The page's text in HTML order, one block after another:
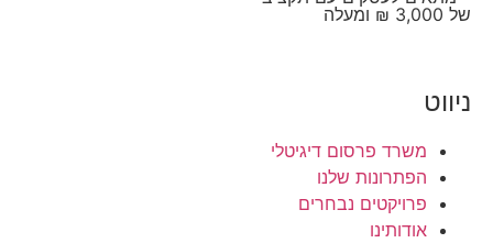
של 3,000 ₪ ומעלה
ניווט
משרד פרסום דיגיטלי
הפתרונות שלנו
פרויקטים נבחרים
אודותינו